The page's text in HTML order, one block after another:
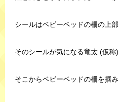
シールはベビーベッドの柵の上
そのシールが気になる竜太 (仮称
そこからベビーベッドの柵を掴み